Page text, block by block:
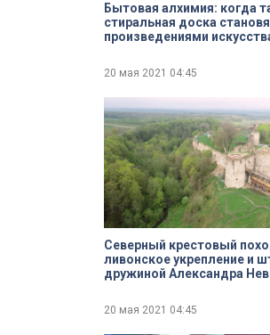
Бытовая алхимия: когда
стиральная доска
произведениями
20 мая 2021 04:45
Северный крестовый
ливонское укрепление и
дружиной Александра
20 мая 2021 04:45